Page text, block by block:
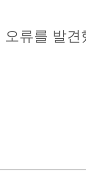
오류를 발